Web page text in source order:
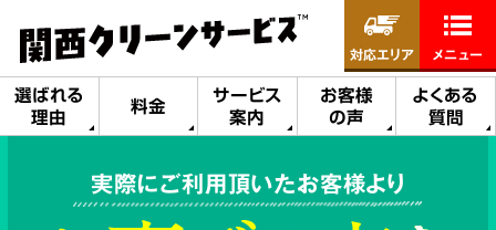
選ばれる
理由
料金
サービス
案内
お客様
の声
よくある
質問
対応エリア メニュー
実際にご利用頂いたお客様より